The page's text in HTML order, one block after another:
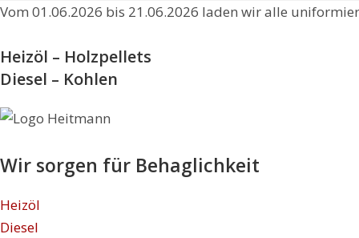
Zum
Vom 01.06.2026 bis 21.06.2026 laden wir alle
Heizöl – Holzpellets
Diesel – Kohlen
Wir sorgen für Behaglichkeit
Heizöl
Diesel